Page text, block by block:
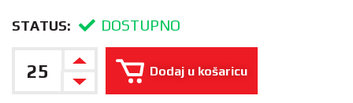
STATUS: DOSTUPNO
Dodaj u košaricu